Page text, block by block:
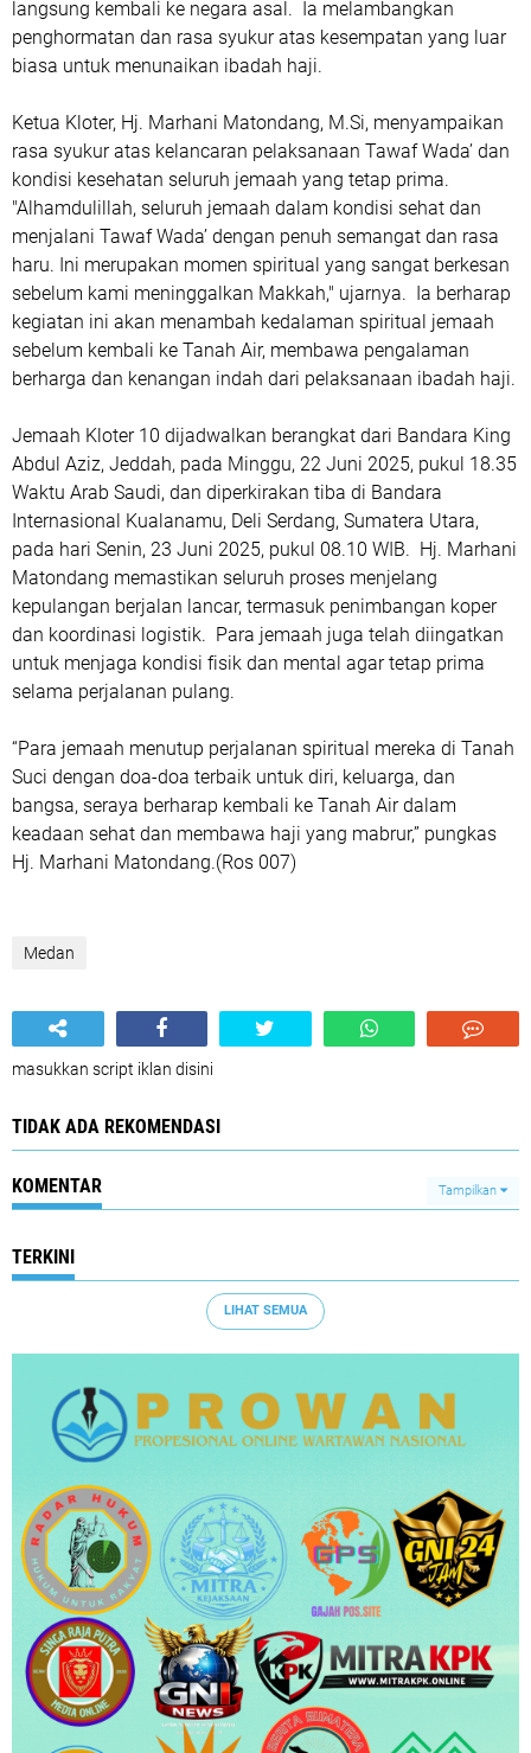
langsung kembali ke negara asal. Ia melambangkan
penghormatan dan rasa syukur atas kesempatan yang luar
biasa untuk menunaikan ibadah haji.
Ketua Kloter, Hj. Marhani Matondang, M.Si, menyampaikan
rasa syukur atas kelancaran pelaksanaan Tawaf Wada’ dan
kondisi kesehatan seluruh jemaah yang tetap prima.
"Alhamdulillah, seluruh jemaah dalam kondisi sehat dan
menjalani Tawaf Wada’ dengan penuh semangat dan rasa
haru. Ini merupakan momen spiritual yang sangat berkesan
sebelum kami meninggalkan Makkah," ujarnya. Ia berharap
kegiatan ini akan menambah kedalaman spiritual jemaah
sebelum kembali ke Tanah Air, membawa pengalaman
berharga dan kenangan indah dari pelaksanaan ibadah haji.
Jemaah Kloter 10 dijadwalkan berangkat dari Bandara King
Abdul Aziz, Jeddah, pada Minggu, 22 Juni 2025, pukul 18.35
Waktu Arab Saudi, dan diperkirakan tiba di Bandara
Internasional Kualanamu, Deli Serdang, Sumatera Utara,
pada hari Senin, 23 Juni 2025, pukul 08.10 WIB. Hj. Marhani
Matondang memastikan seluruh proses menjelang
kepulangan berjalan lancar, termasuk penimbangan koper
dan koordinasi logistik. Para jemaah juga telah diingatkan
untuk menjaga kondisi fisik dan mental agar tetap prima
selama perjalanan pulang.
“Para jemaah menutup perjalanan spiritual mereka di Tanah
Suci dengan doa-doa terbaik untuk diri, keluarga, dan
bangsa, seraya berharap kembali ke Tanah Air dalam
keadaan sehat dan membawa haji yang mabrur,” pungkas
Hj. Marhani Matondang.(Ros 007)
Medan
masukkan script iklan disini
TIDAK ADA REKOMENDASI
KOMENTAR Tampilkan
TERKINI
LIHAT SEMUA